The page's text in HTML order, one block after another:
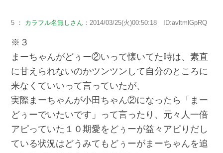
5 ： カラフル名無しさん ：2014/03/25(火)00:50:18 ID:avltmlGpRQ
※３
まーちゃんがどぅー②いって懐いてた時は、素直
に甘えられないのかツンツンして自分のところに
来なくていいって言っていたが、
実際まーちゃんが小田ちゃん②になったら「まー
どぅーでいたいです」って言ったり、元々人一倍
アピっていた１０期愛をどぅーが益々アピりだし
ている状況はどうみてもどぅーがまーちゃんを追